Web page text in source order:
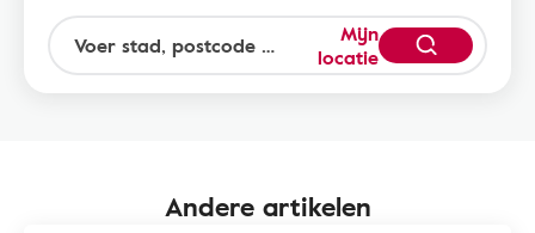
Mijn
locatie
Andere artikelen